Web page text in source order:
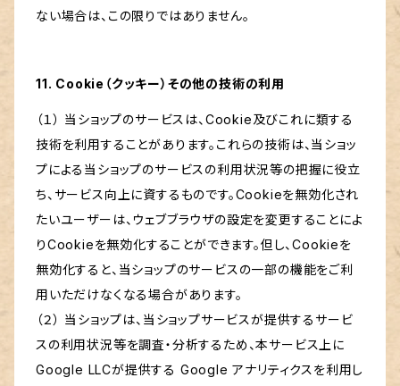
ない場合は、この限りではありません。
11. Cookie（クッキー）その他の技術の利用
（１） 当ショップのサービスは、Cookie及びこれに類する
技術を利用することがあります。これらの技術は、当ショッ
プによる当ショップのサービスの利用状況等の把握に役立
ち、サービス向上に資するものです。Cookieを無効化され
たいユーザーは、ウェブブラウザの設定を変更することによ
りCookieを無効化することができます。但し、Cookieを
無効化すると、当ショップのサービスの一部の機能をご利
用いただけなくなる場合があります。
（２） 当ショップは、当ショップサービスが提供するサービ
スの利用状況等を調査・分析するため、本サービス上に
Google LLCが提供する Google アナリティクスを利用し